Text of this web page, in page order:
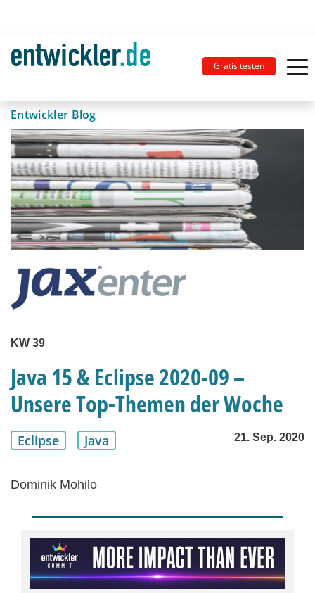
Gratis testen
Entwickler Blog
KW 39
Java 15 & Eclipse 2020-09 –
Unsere Top-Themen der Woche
Eclipse Java 21. Sep. 2020
Dominik Mohilo